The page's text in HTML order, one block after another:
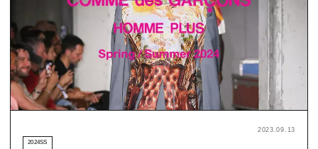
2023.09.13
2024SS